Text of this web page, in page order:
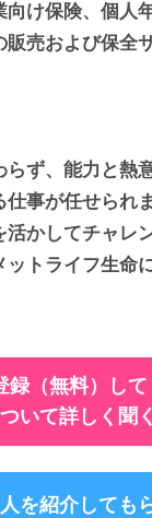
向け保険、個人
販売および保全
ず、能力と熱
仕事が任せられ
活かしてチャレ
ットライフ生命
録（無料）して
いて詳しく聞く
を紹介しても